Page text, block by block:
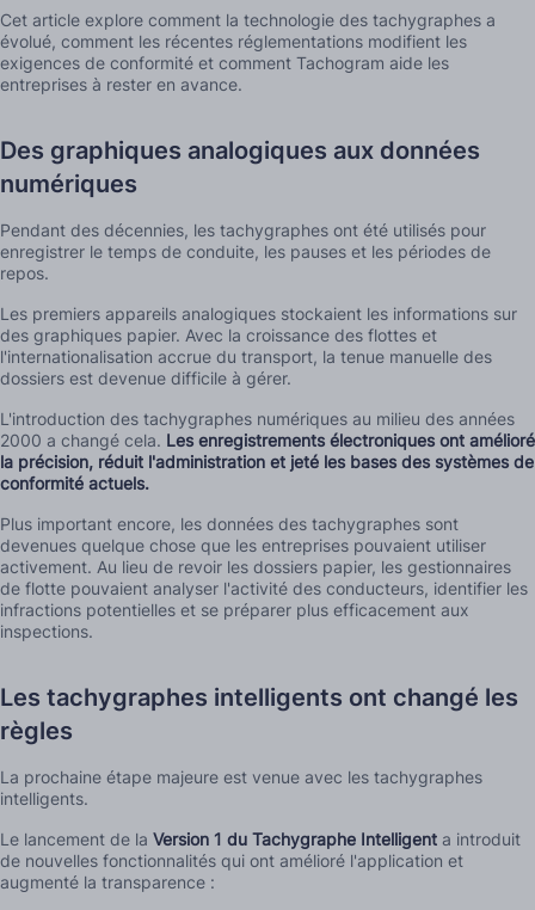
Cet article explore comment la technologie des tachygraphes a
évolué, comment les récentes réglementations modifient les
exigences de conformité et comment Tachogram aide les
entreprises à rester en avance.
Des graphiques analogiques aux données
numériques
Pendant des décennies, les tachygraphes ont été utilisés pour
enregistrer le temps de conduite, les pauses et les périodes de
repos.
Les premiers appareils analogiques stockaient les informations sur
des graphiques papier. Avec la croissance des flottes et
l'internationalisation accrue du transport, la tenue manuelle des
dossiers est devenue difficile à gérer.
L'introduction des tachygraphes numériques au milieu des années
2000 a changé cela. Les enregistrements électroniques ont amélioré
la précision, réduit l'administration et jeté les bases des systèmes de
conformité actuels.
Plus important encore, les données des tachygraphes sont
devenues quelque chose que les entreprises pouvaient utiliser
activement. Au lieu de revoir les dossiers papier, les gestionnaires
de flotte pouvaient analyser l'activité des conducteurs, identifier les
infractions potentielles et se préparer plus efficacement aux
inspections.
Les tachygraphes intelligents ont changé les
règles
La prochaine étape majeure est venue avec les tachygraphes
intelligents.
Le lancement de la Version 1 du Tachygraphe Intelligent a introduit
de nouvelles fonctionnalités qui ont amélioré l'application et
augmenté la transparence :